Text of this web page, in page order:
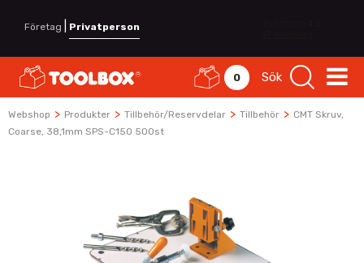
Företag Privatperson
0 Sök
Webshop > Produkter > Tillbehör/Reservdelar > Tillbehör > CMT Skruv,
Coarse, 38,1mm SPS-C150 500st